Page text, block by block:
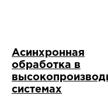
Асинхронная
обработка в
системах